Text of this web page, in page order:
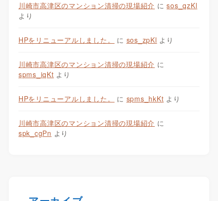
川崎市高津区のマンション清掃の現場紹介 にsos_qzKl
より
HPをリニューアルしました。 に sos_zpKl より
川崎市高津区のマンション清掃の現場紹介 に
spms_iqKt より
HPをリニューアルしました。 に spms_hkKt より
川崎市高津区のマンション清掃の現場紹介 に
spk_cgPn より